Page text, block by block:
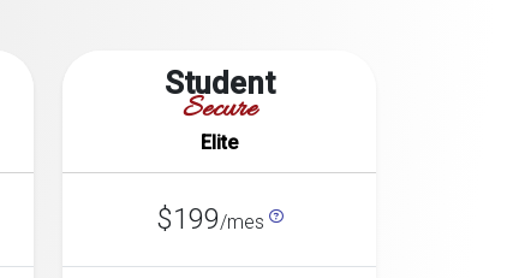
Student
Secure
Elite
$199/mes